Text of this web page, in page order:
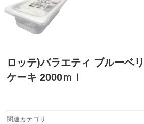
ロッテ)バラエティ ブルーベ
ケーキ 2000ｍｌ
関連カテゴリ